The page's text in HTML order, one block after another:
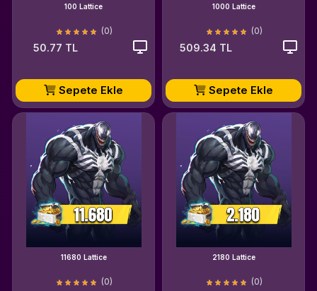
100 Lattice
(0)
50.77 TL
Sepete Ekle
1000 Lattice
(0)
509.34 TL
Sepete Ekle
11680 Lattice
(0)
2180 Lattice
(0)